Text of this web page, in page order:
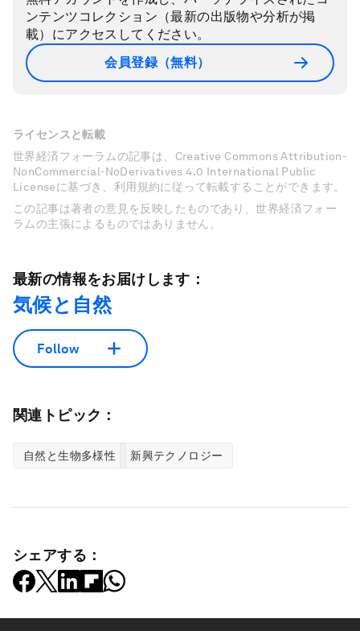
ンテンツコレクション（最新の出版物や分析が掲
載）にアクセスしてください。
会員登録（無料）
ライセンスと転載
世界経済フォーラムの記事は、Creative Commons Attribution-
NonCommercial-NoDerivatives 4.0 International Public
Licenseに基づき、利用規約に従って転載することができます。
この記事は著者の意見を反映したものであり、世界経済フォー
ラムの主張によるものではありません。
最新の情報をお届けします：
気候と自然
Follow
関連トピック：
自然と生物多様性 新興テクノロジー
シェアする：